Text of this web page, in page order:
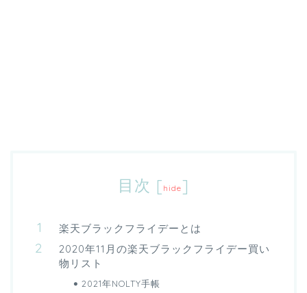
目次 [ hide]
楽天ブラックフライデーとは
2020年11月の楽天ブラックフライデー買い
物リスト
2021年NOLTY手帳